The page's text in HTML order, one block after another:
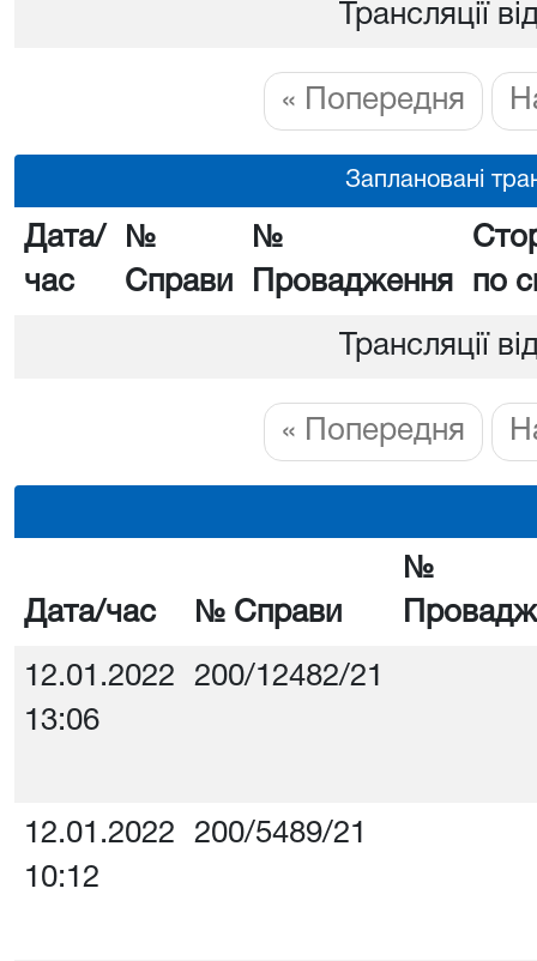
Трансляції
« Попередня
Заплановані
Дата/
час
№
Справи
№
Провадження
по
Трансляції
« Попередня
Дата/час № Справи
№
12.01.2022
13:06
200/12482/21
12.01.2022
10:12
200/5489/21